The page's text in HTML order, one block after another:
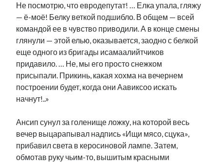
Не посмотрю, что евродепутат! … Елка упала, гляжу
— ё-моё! Белку веткой подшибло. В общем — всей
командой ее в чувство приводили. А в конце смены
глянули — этой елью, оказывается, заодно с белкой
еще одного из бригады исамаалийтчиков
придавило. … Не, мы его просто снежком
присыпали. Прикинь, какая хохма на вечернем
построении будет, когда они Аавиксоо искать
начнут!..»
Ансип сунул за голенище ложку, на которой весь
вечер выцарапывал надпись «Ищи мясо, сцука»,
прибавил света в керосиновой лампе. Затем,
обмотав руку чьим-то, вышитым красными